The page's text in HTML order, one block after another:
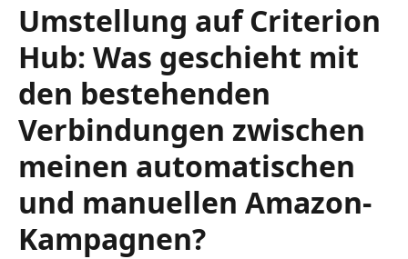
Umstellung auf Criterion
Hub: Was geschieht mit
den bestehenden
Verbindungen zwischen
meinen automatischen
und manuellen Amazon-
Kampagnen?